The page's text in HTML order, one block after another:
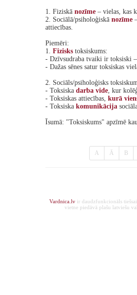
1. Fiziskā nozīme – vielas, kas
2. Sociālā/psiholoģiskā nozīme
attiecības.
Piemēri:
1. Fizisks toksiskums:
- Dzīvsudraba tvaiki ir toksiski
- Dažas sēnes satur toksiskas
2. Sociāls/psiholoģisks
- Toksiska darba vide, kur
- Toksiskas attiecības, kurā
- Toksiska komunikācija
Īsumā: "Toksiskums" apzīmē
A Ā B
Vardnica.lvir daudzfunkcionāls
vietne piedāvā plašu latviešu